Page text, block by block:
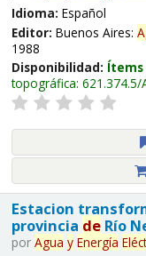
Idioma: Español
Editor: Buenos Aires:
1988
Disponibilidad:
topográfica: 621.374.5/
Estacion
provincia deRío
por Agua y Energía